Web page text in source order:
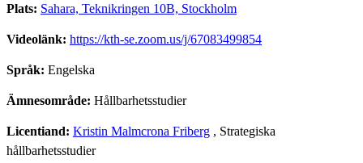
Plats: Sahara, Teknikringen 10B, Stockholm
Videolänk: https://kth-se.zoom.us/j/67083499854
Språk: Engelska
Ämnesområde: Hållbarhetsstudier
Licentiand: Kristin Malmcrona Friberg , Strategiska
hållbarhetsstudier